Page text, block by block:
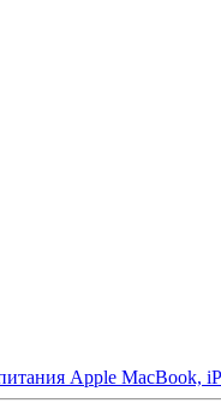
Apple MacBook,